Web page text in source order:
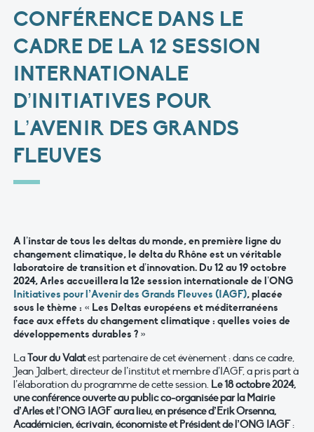
CONFÉRENCE DANS LE
CADRE DE LA 12 SESSION
INTERNATIONALE
D’INITIATIVES POUR
L’AVENIR DES GRANDS
FLEUVES
A l’instar de tous les deltas du monde, en première ligne du
changement climatique, le delta du Rhône est un véritable
laboratoire de transition et d’innovation. Du 12 au 19 octobre
2024, Arles accueillera la 12e session internationale de l’ONG
Initiatives pour l’Avenir des Grands Fleuves (IAGF), placée
sous le thème : « Les Deltas européens et méditerranéens
face aux effets du changement climatique : quelles voies de
développements durables ? »
LaTour du Valatest partenaire de cet évènement : dans ce cadre,
Jean Jalbert, directeur de l’institut et membre d’IAGF, a pris part à
l’élaboration du programme de cette session. Le 18 octobre 2024,
une conférence ouverte au public co-organisée par la Mairie
d’Arles et l’ONG IAGF aura lieu, en présence d’Erik Orsenna,
Académicien, écrivain, économiste et Président de l’ONG IAGF: